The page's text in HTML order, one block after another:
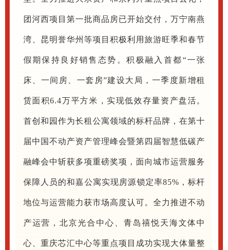
团河西项目第一批商品房已开始交付，万宁南燕
湾、昆明誉华州等项目积极利用旅游旺季和春节
假期保持良好销售态势。积极融入首都“一张
床、一间房、一套房”建设大局，一季度新增租
赁面积6.4万平方米，实现低效存量资产盘活。
首创和园作为长租公寓领域的标杆品牌，在第十
届中国不动产资产管理峰会暨第四届智慧低碳产
融峰会中斩获多项重磅奖项，面向城市运营服务
保障人员的和嘉公寓实现房源锁定率85%，标杆
地位与运营能力获市场高度认可。全力推进不动
产运营，北京光合中心、青岛禧悦天海文体中
心、重庆芯汇中心等重点项目成功实现大体量整